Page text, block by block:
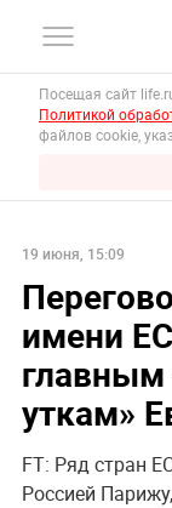
Посещая сайт
Политикой
файлов cookie,
19 июня, 15:09
имени
уткам»
FT: Ряд стран
Россией